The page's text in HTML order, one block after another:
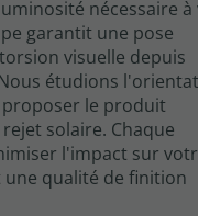
nécessaire à
garantit une pose
visuelle depuis
étudions
proposer le produit
solaire. Chaque
l'impact sur
qualité de finition